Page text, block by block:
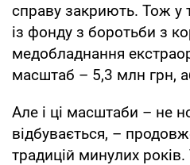
справу закриють. Тож у
із фонду з боротьби з
медобладнання
масштаб – 5,3 млн грн,
Але і ці масштаби – не
відбувається, –
традицій минулих